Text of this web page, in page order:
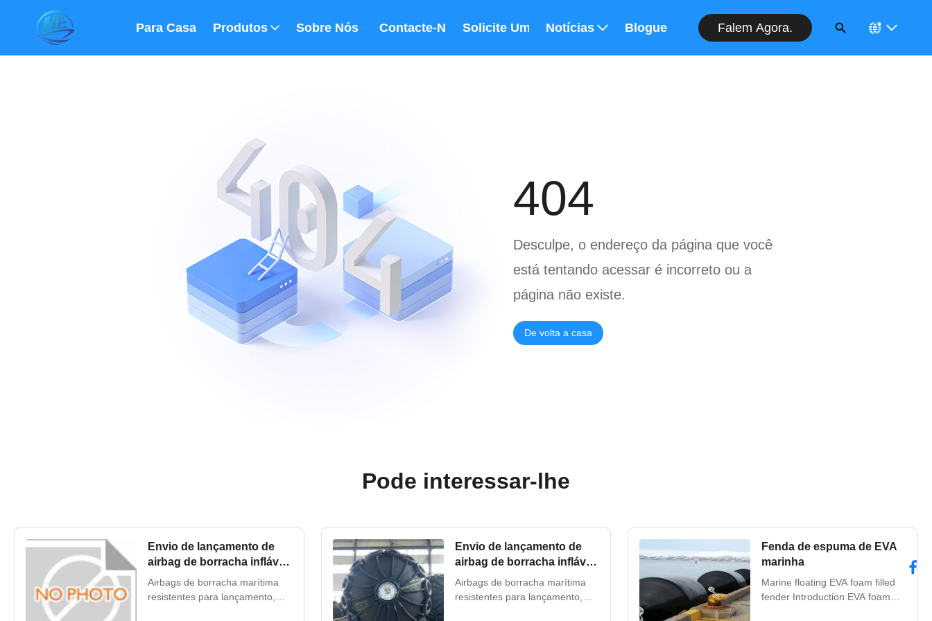
Para Casa Produtos Sobre Nós Contacte-Nos Solicite Um Orçamento
Notícias Blogue Falem Agora.
404
Desculpe, o endereço da página que você
está tentando acessar é incorreto ou a
página não existe.
De volta a casa
Pode interessar-lhe
Envio de lançamento de
airbag de borracha inflável
para embarcação
Airbags de borracha marítima
resistentes para lançamento,
Envio de lançamento de
airbag de borracha inflável
para embarcação
Airbags de borracha marítima
resistentes para lançamento,
Fenda de espuma de EVA
marinha
Marine floating EVA foam filled
fender Introduction EVA foam